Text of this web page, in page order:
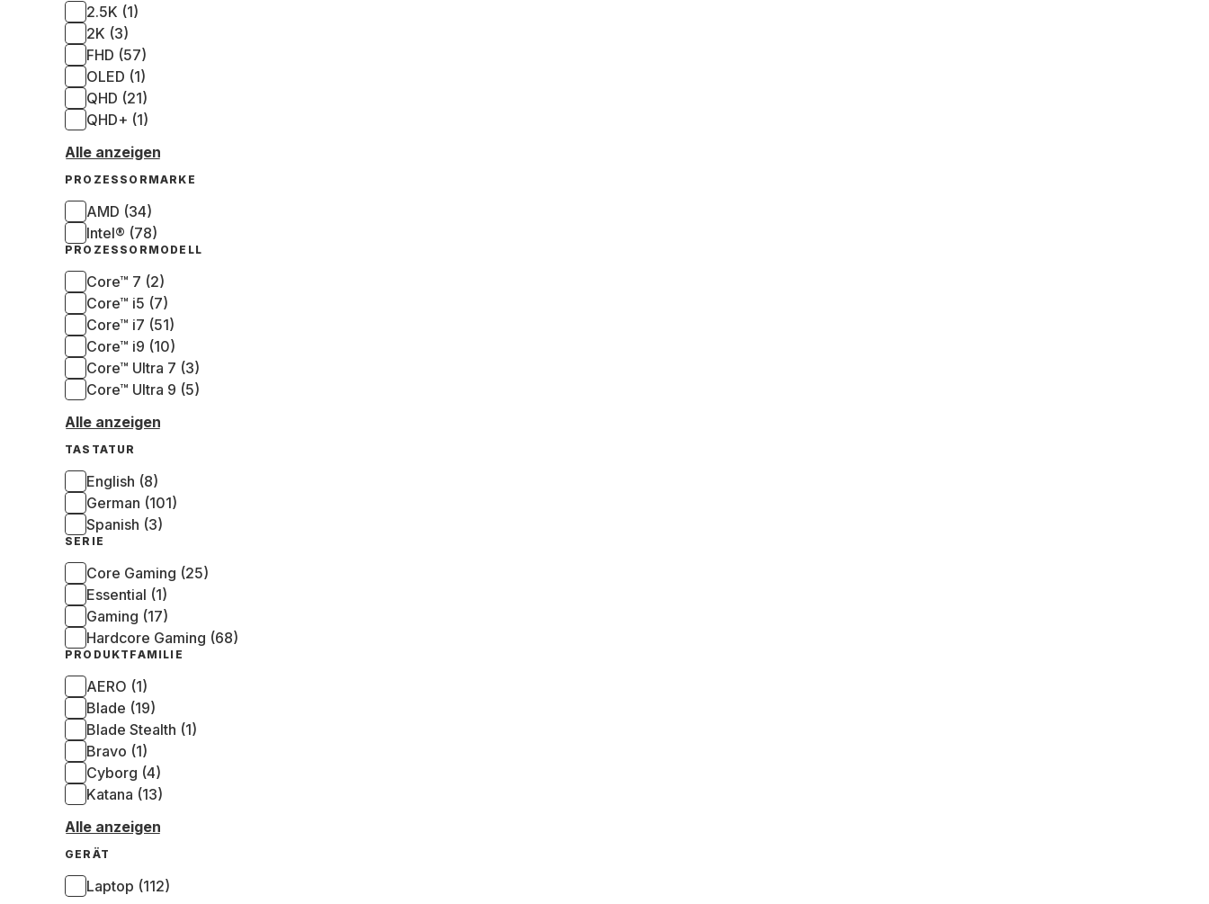
2.5K (1)
2K (3)
FHD (57)
OLED (1)
QHD (21)
QHD+ (1)
Alle anzeigen
PROZESSORMARKE
AMD (34)
Intel® (78)
PROZESSORMODELL
Core™ 7 (2)
Core™ i5 (7)
Core™ i7 (51)
Core™ i9 (10)
Core™ Ultra 7 (3)
Core™ Ultra 9 (5)
Alle anzeigen
TASTATUR
English (8)
German (101)
Spanish (3)
SERIE
Core Gaming (25)
Essential (1)
Gaming (17)
Hardcore Gaming (68)
PRODUKTFAMILIE
AERO (1)
Blade (19)
Blade Stealth (1)
Bravo (1)
Cyborg (4)
Katana (13)
Alle anzeigen
GERÄT
Laptop (112)